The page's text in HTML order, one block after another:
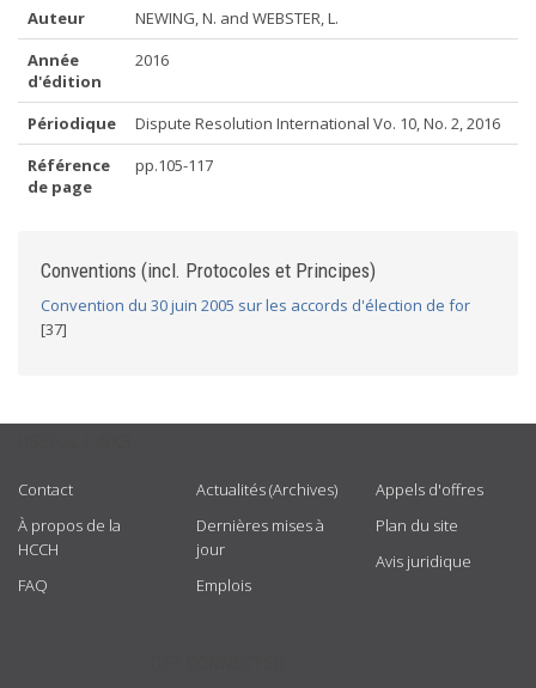
Auteur
NEWING, N. and WEBSTER, L.
Année
d'édition
2016
Périodique
Dispute Resolution International Vo. 10, No. 2, 2016
Référence
de page
pp.105-117
Conventions (incl. Protocoles et Principes)
Convention du 30 juin 2005 sur les accords d'élection de for
[37]
Contact
À propos de la
HCCH
FAQ
Actualités (Archives)
Dernières mises à
jour
Emplois
Appels d'offres
Plan du site
Avis juridique